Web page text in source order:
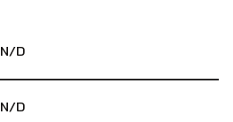
N/D
N/D